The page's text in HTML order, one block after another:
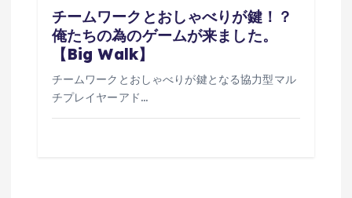
チームワークとおしゃべりが鍵！？
俺たちの為のゲームが来ました。
【Big Walk】
チームワークとおしゃべりが鍵となる協力型マル
チプレイヤーアド…